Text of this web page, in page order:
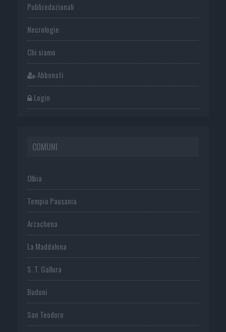
Publiredazionali
Necrologie
Chi siamo
Abbonati
Login
COMUNI
Olbia
Tempio Pausania
Arzachena
La Maddalena
S. T. Gallura
Budoni
San Teodoro